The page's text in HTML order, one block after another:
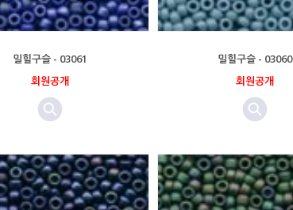
밀힐구슬 - 03061
회원공개
밀힐구슬 - 03060
회원공개